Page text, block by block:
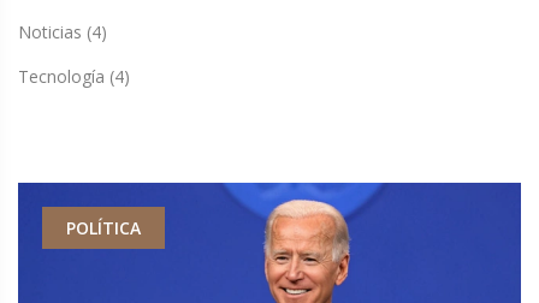
Noticias (4)
Tecnología (4)
POLÍTICA